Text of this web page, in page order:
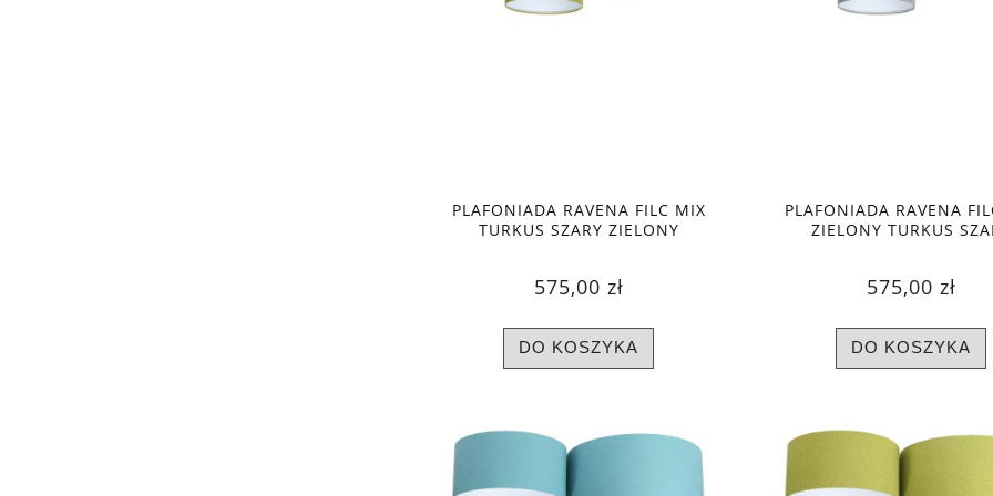
PLAFONIADA RAVENA FILC MIX
TURKUS SZARY ZIELONY
575,00 zł
DO KOSZYKA
PLAFONIADA RAVENA
ZIELONY TURKUS
575,00 zł
DO KOSZYKA